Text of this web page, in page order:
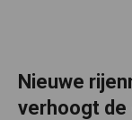
Nieuwe
verhoogt de